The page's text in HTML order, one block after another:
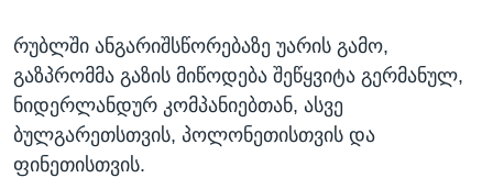
რუბლში ანგარიშსწორებაზე უარის გამო,
გაზპრომმა გაზის მიწოდება შეწყვიტა გერმანულ,
ნიდერლანდურ კომპანიებთან, ასვე
ბულგარეთსთვის, პოლონეთისთვის და
ფინეთისთვის.